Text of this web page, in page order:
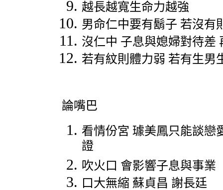
越長越寬生命力越強
男命仁中要有鬍子 若沒有
沒仁中 子息與媳婦對待差
若有紋則體力弱 若有生男
論嘴巴
看情份宮 璩美鳳只能談戀
證
吹火口 會影響子息與事業
口大無縮 蘇貞昌 謝長廷